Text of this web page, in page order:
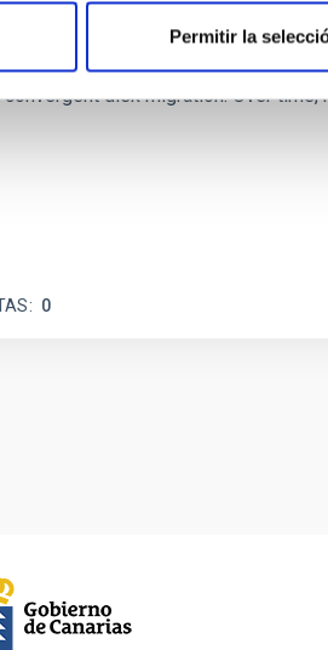
Permitir la
system near the end of
and atmospheric evolution
disk migration. Over
0